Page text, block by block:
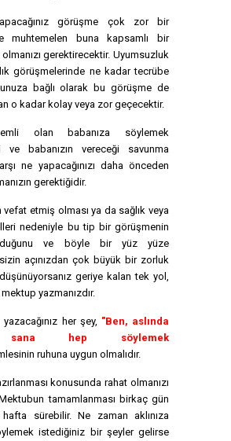
görüşme çok zor bir
muhtemelen buna kapsamlı bir
gerektirecektir. Uyumsuzluk
görüşmelerinde ne kadar tecrübe
bağlı olarak bu görüşme de
o kadar kolay veya zor geçecektir.
olan babanıza söylemek
ve babanızın vereceği savunma
ne yapacağınızı daha önceden
gerektiğidir.
vefat etmiş olması ya da sağlık veya
nedeniyle bu tip bir görüşmenin
ve böyle bir yüz yüze
açınızdan çok büyük bir zorluk
geriye kalan tek yol,
yazmanızdır.
her şey, "Ben, aslında
sana hep söylemek
ruhuna uygun olmalıdır.
konusunda rahat olmanızı
tamamlanması birkaç gün
sürebilir. Ne zaman aklınıza
istediğiniz bir şeyler gelirse